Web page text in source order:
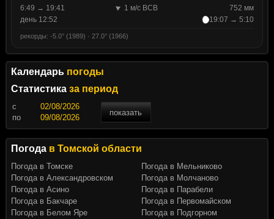
6:49 → 19:41
1 м/с ВСВ
752 мм
день 12:52
19:07 → 5:10
рекорды: -5.0° (1989) · 27.0° (1966)
Календарь погоды
Статистика за период
c
показать
по
Погода в Томской области
Погода в Томске
Погода в Александровском
Погода в Асино
Погода в Бакчаре
Погода в Белом Яре
Погода в Мельниково
Погода в Молчаново
Погода в Парабели
Погода в Первомайском
Погода в Подгорном